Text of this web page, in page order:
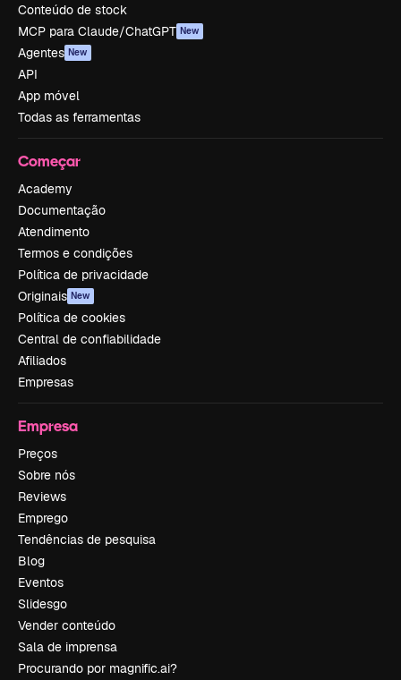
Conteúdo de stock
MCP para Claude/ChatGPT New
Agentes New
API
App móvel
Todas as ferramentas
Começar
Academy
Documentação
Atendimento
Termos e condições
Política de privacidade
Originais New
Política de cookies
Central de confiabilidade
Afiliados
Empresas
Empresa
Preços
Sobre nós
Reviews
Emprego
Tendências de pesquisa
Blog
Eventos
Slidesgo
Vender conteúdo
Sala de imprensa
Procurando por magnific.ai?